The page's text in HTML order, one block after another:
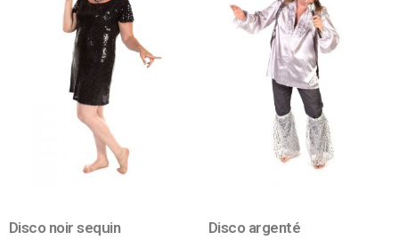
Disco noir sequin Disco argenté